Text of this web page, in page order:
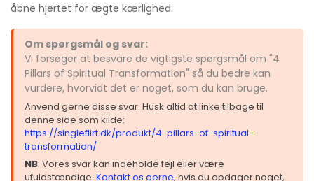
åbne hjertet for ægte kærlighed.
Om spørgsmål og svar:
Vi forsøger at besvare de vigtigste spørgsmål om "4
Pillars of Spiritual Transformation" så du bedre kan
vurdere, hvorvidt det er noget, som du kan bruge.
Anvend gerne disse svar. Husk altid at linke tilbage til
denne side som kilde:
https://singleflirt.dk/produkt/4-pillars-of-spiritual-
transformation/
NB: Vores svar kan indeholde fejl eller være
ufuldstændige. Kontakt os gerne, hvis du opdager noget,